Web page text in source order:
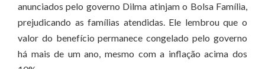
anunciados pelo governo Dilma atinjam o Bolsa Família,
prejudicando as famílias atendidas. Ele lembrou que o
valor do benefício permanece congelado pelo governo
há mais de um ano, mesmo com a inflação acima dos